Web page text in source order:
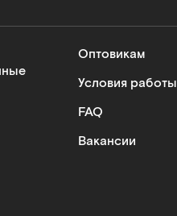
Оптовикам
Условия работы
FAQ
Вакансии